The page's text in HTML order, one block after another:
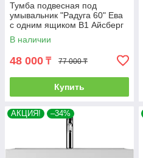
Тумба подвесная под
умывальник "Радуга 60" Ева
с одним ящиком В1 Айсберг
В наличии
48 000 ₸ 77 000 ₸
Купить
АКЦИЯ! –34%